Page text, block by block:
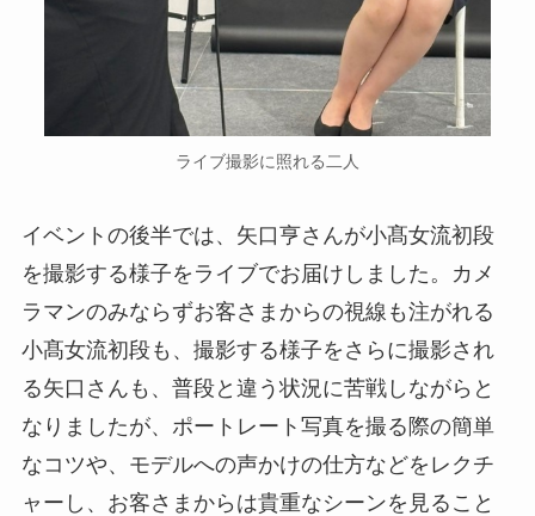
ライブ撮影に照れる二人
イベントの後半では、矢口亨さんが小髙女流初段
を撮影する様子をライブでお届けしました。カメ
ラマンのみならずお客さまからの視線も注がれる
小髙女流初段も、撮影する様子をさらに撮影され
る矢口さんも、普段と違う状況に苦戦しながらと
なりましたが、ポートレート写真を撮る際の簡単
なコツや、モデルへの声かけの仕方などをレクチ
ャーし、お客さまからは貴重なシーンを見ること